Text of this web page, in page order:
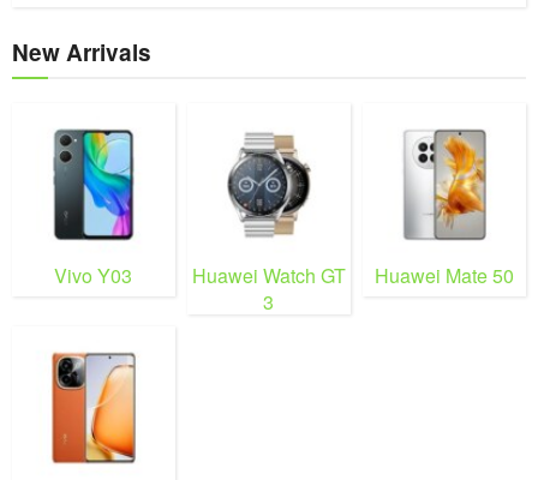
New Arrivals
Vivo Y03
Huawei Watch GT
3
Huawei Mate 50